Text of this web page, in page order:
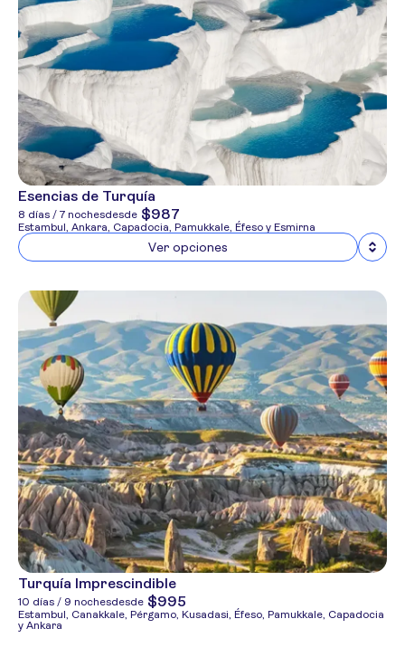
Esencias de Turquía
8 días / 7 nochesdesde $987
Estambul, Ankara, Capadocia, Pamukkale, Éfeso y Esmirna
Ver opciones
Turquía Imprescindible
10 días / 9 nochesdesde $995
Estambul, Canakkale, Pérgamo, Kusadasi, Éfeso, Pamukkale, Capadocia
y Ankara